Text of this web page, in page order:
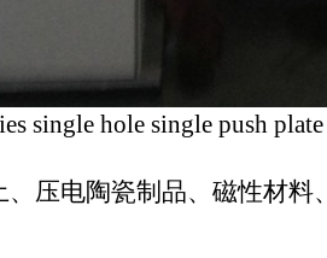
single hole single push
、压电陶瓷制品、磁性材料